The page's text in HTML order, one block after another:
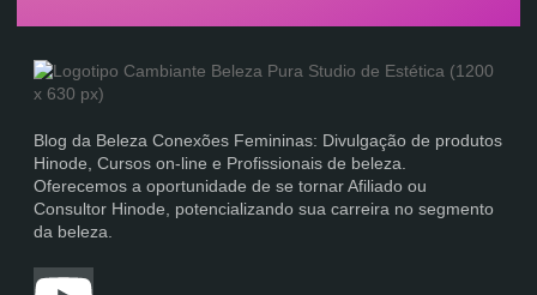
Blog da Beleza Conexões Femininas: Divulgação de produtos
Hinode, Cursos on-line e Profissionais de beleza.
Oferecemos a oportunidade de se tornar Afiliado ou
Consultor Hinode, potencializando sua carreira no segmento
da beleza.